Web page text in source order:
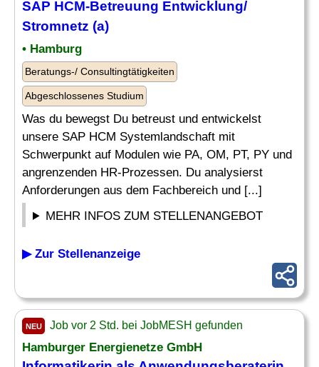
SAP HCM-Betreuung Entwicklung/
Stromnetz (a)
• Hamburg
Beratungs-/ Consultingtätigkeiten
Abgeschlossenes Studium
Was du bewegst Du betreust und entwickelst
unsere SAP HCM Systemlandschaft mit
Schwerpunkt auf Modulen wie PA, OM, PT, PY und
angrenzenden HR-Prozessen. Du analysierst
Anforderungen aus dem Fachbereich und [...]
MEHR INFOS ZUM STELLENANGEBOT
▶ Zur Stellenanzeige
NEU Job vor 2 Std. bei JobMESH gefunden
Hamburger Energienetze GmbH